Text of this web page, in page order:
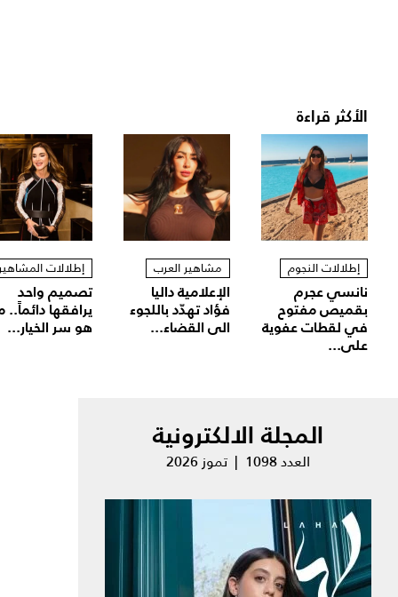
الأكثر قراءة
إطلالات النجوم
نانسي عجرم
بقميص مفتوح
في لقطات عفوية
على...
مشاهير العرب
الإعلامية داليا
فؤاد تهدّد باللجوء
الى القضاء...
إطلالات
تصميم واحد
يرافقها دائماً..
هو سر الخيار...
المجلة الالكترونية
العدد 1098 | تموز 2026